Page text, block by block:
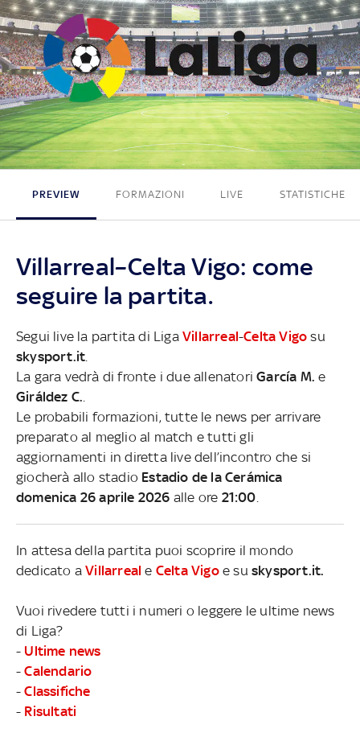
2 - 1
PREVIEW FORMAZIONI LIVE STATISTICHE
Villarreal–Celta Vigo: come
seguire la partita.
Segui live la partita di Liga Villarreal-Celta Vigo su
skysport.it
La gara vedrà di fronte i due allenatoriGarcía M. e
Giráldez C.
Le probabili formazioni, tutte le news per arrivare
preparato al meglio al match e tutti gli
aggiornamenti in diretta live dell’incontro che si
giocherà allo stadio Estadio de la Cerámica
domenica 26 aprile 2026 alle ore 21:00
In attesa della partita puoi scoprire il mondo
dedicato aVillarreal e Celta Vigoe suskysport.it.
Vuoi rivedere tutti i numeri o leggere le ultime news
di Liga?
- Ultime news
-Calendario
-Classifiche
- Risultati